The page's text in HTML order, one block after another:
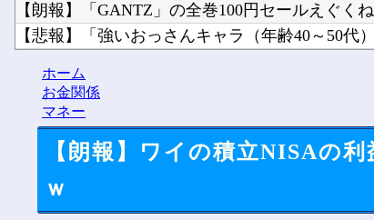
【朗報】「GANTZ」の全巻100円セールえぐく
【悲報】「強いおっさんキャラ（年齢40～50代
伝説のクソゲー『たけしの挑戦状』のアプリ版
ホーム
お金関係
マネー
【朗報】ワイの積立NISAの
ｗ